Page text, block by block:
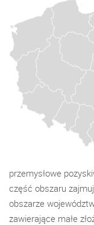
przemysłowe
część obszaru
obszarze
zawierające małe